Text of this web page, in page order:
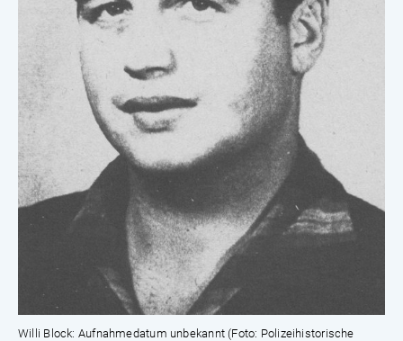
Willi Block: Aufnahmedatum unbekannt (Foto: Polizeihistorische